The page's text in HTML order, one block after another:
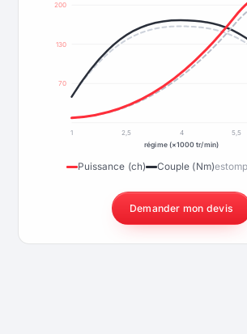
70
130
200
1 2,5 4 5,5
régime (×1000 tr/min)
Puissance (ch) Couple (Nm)
Demander mon devis